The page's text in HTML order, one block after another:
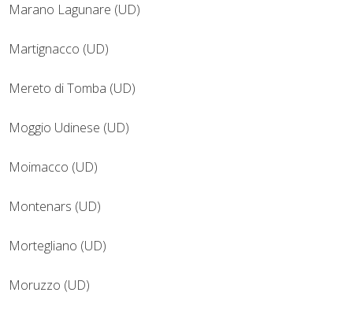
Marano Lagunare (UD)
Martignacco (UD)
Mereto di Tomba (UD)
Moggio Udinese (UD)
Moimacco (UD)
Montenars (UD)
Mortegliano (UD)
Moruzzo (UD)